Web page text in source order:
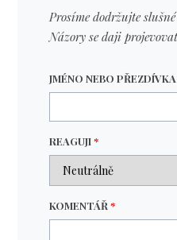
Prosíme dodržujte
Názory se daji
JMÉNO NEBO
REAGUJI*
KOMENTÁŘ*